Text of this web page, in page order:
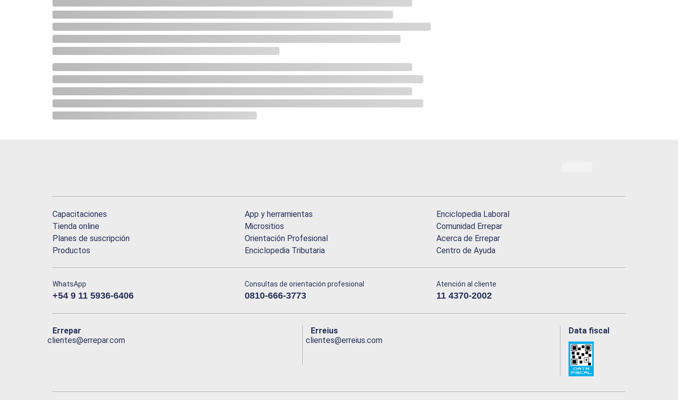
Capacitaciones
Tienda online
Planes de suscripción
Productos
App y herramientas
Micrositios
Orientación Profesional
Enciclopedia Tributaria
Enciclopedia Laboral
Comunidad Errepar
Acerca de Errepar
Centro de Ayuda
WhatsApp
+54 9 11 5936-6406
Consultas de orientación profesional
0810-666-3773
Atención al cliente
11 4370-2002
Errepar
clientes@errepar.com
Erreius
clientes@erreius.com
Data fiscal